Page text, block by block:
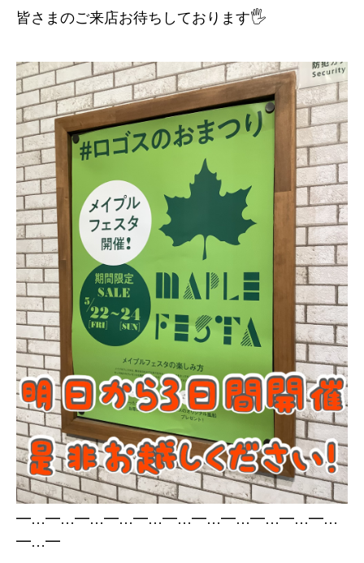
皆さまのご来店お待ちしております🖐️
━…━…━…━…━…━…━…━…━…━…━…
━…━